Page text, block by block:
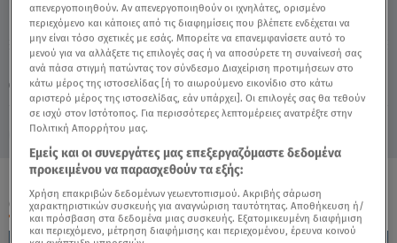
Κυριακή 9 Αυγούστου 2026
25.07.24, 13:37 ΖΩΔΙΑ
ΟΛΑ ΤΑ ΒΙΝΤΕΟ
απενεργοποιηθούν. Αν απενεργοποιηθούν οι ιχνηλάτες, ορισμένο
περιεχόμενο και κάποιες από τις διαφημίσεις που βλέπετε ενδέχεται να
μην είναι τόσο σχετικές με εσάς. Μπορείτε να επανεμφανίσετε αυτό το
μενού για να αλλάξετε τις επιλογές σας ή να αποσύρετε τη συναίνεσή σας
ανά πάσα στιγμή πατώντας τον σύνδεσμο Διαχείριση προτιμήσεων στο
κάτω μέρος της ιστοσελίδας [ή το αιωρούμενο εικονίδιο στο κάτω
αριστερό μέρος της ιστοσελίδας, εάν υπάρχει]. Οι επιλογές σας θα τεθούν
σε ισχύ στον Ιστότοπος. Για περισσότερες λεπτομέρειες ανατρέξτε στην
Πολιτική Απορρήτου μας.
Εμείς και οι συνεργάτες μας επεξεργαζόμαστε δεδομένα
προκειμένου να παρασχεθούν τα εξής:
Χρήση επακριβών δεδομένων γεωεντοπισμού. Ακριβής σάρωση
χαρακτηριστικών συσκευής για αναγνώριση ταυτότητας. Αποθήκευση ή/
και πρόσβαση στα δεδομένα μιας συσκευής. Εξατομικευμένη διαφήμιση
και περιεχόμενο, μέτρηση διαφήμισης και περιεχομένου, έρευνα κοινού